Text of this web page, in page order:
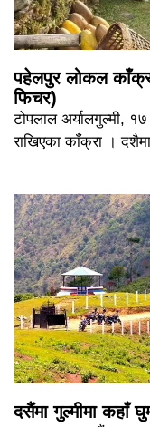
पहेलपुर लोकल
फिचर)
टोपलाल अर्यालगुल्मी,
राखिएका काँक्रा ।
दसैंमा गुल्मीमा कहाँ